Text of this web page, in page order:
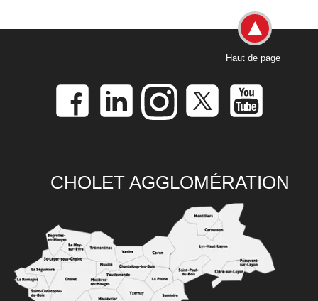
Haut de page
CHOLET AGGLOMÉRATION